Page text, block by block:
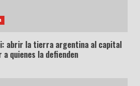
abrir la tierra argentina al capital
quienes la defienden